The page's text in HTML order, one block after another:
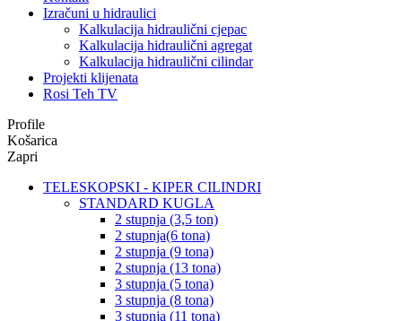
Izračuni u hidraulici
Kalkulacija hidraulični cjepac
Kalkulacija hidraulični agregat
Kalkulacija hidraulični cilindar
Projekti klijenata
Rosi Teh TV
Profile
Košarica
Zapri
TELESKOPSKI - KIPER CILINDRI
STANDARD KUGLA
2 stupnja (3,5 ton)
2 stupnja(6 tona)
2 stupnja (9 tona)
2 stupnja (13 tona)
3 stupnja (5 tona)
3 stupnja (8 tona)
3 stupnja (11 tona)